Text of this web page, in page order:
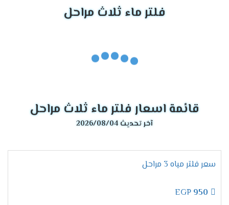
فلتر ماء ثلاث مراحل
قائمة اسعار فلتر ماء ثلاث مراحل
آخر تحديث 2026/08/04
سعر فلتر مياه 3 مراحل
950